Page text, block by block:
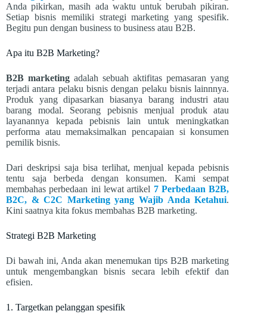
Anda pikirkan, masih ada waktu untuk berubah pikiran.
Setiap bisnis memiliki strategi marketing yang spesifik.
Begitu pun dengan business to business atau B2B.
Apa itu B2B Marketing?
B2B marketingadalah sebuah aktifitas pemasaran yang
terjadi antara pelaku bisnis dengan pelaku bisnis lainnnya.
Produk yang dipasarkan biasanya barang industri atau
barang modal. Seorang pebisnis menjual produk atau
layanannya kepada pebisnis lain untuk meningkatkan
performa atau memaksimalkan pencapaian si konsumen
pemilik bisnis.
Dari deskripsi saja bisa terlihat, menjual kepada pebisnis
tentu saja berbeda dengan konsumen. Kami sempat
membahas perbedaan ini lewat artikel 7 Perbedaan B2B,
B2C, & C2C Marketing yang Wajib Anda Ketahui.
Kini saatnya kita fokus membahas B2B marketing.
Strategi B2B Marketing
Di bawah ini, Anda akan menemukan tips B2B marketing
untuk mengembangkan bisnis secara lebih efektif dan
efisien.
1. Targetkan pelanggan spesifik